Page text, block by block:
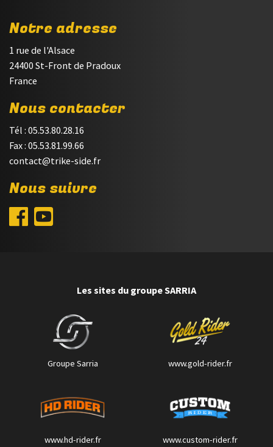
Notre adresse
1 rue de l'Alsace
24400 St-Front de Pradoux
France
Nous contacter
Tél : 05.53.80.28.16
Fax : 05.53.81.99.66
contact@trike-side.fr
Nous suivre
Les sites du groupe SARRIA
Groupe Sarria www.gold-rider.fr
www.hd-rider.fr www.custom-rider.fr